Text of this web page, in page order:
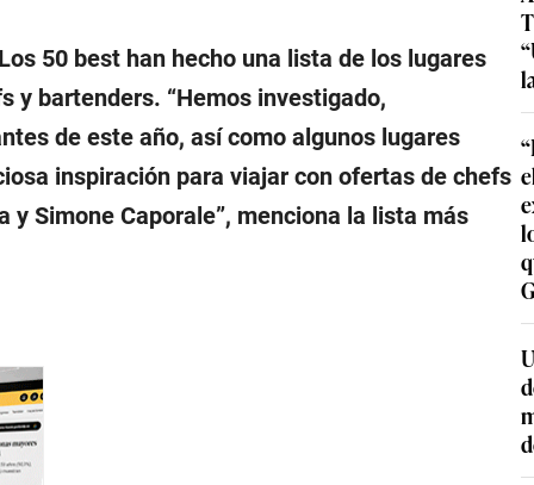
50 best han hecho una lista de los lugares
y bartenders. “Hemos investigado,
de este año, así como algunos lugares
inspiración para viajar con ofertas de chefs
y Simone Caporale”, menciona la lista más